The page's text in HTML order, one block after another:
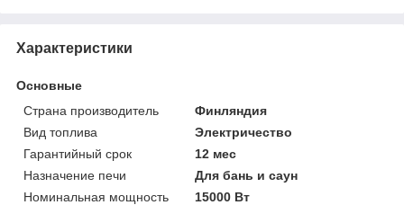
Характеристики
Основные
Страна производитель
Финляндия
Вид топлива
Электричество
Гарантийный срок
12 мес
Назначение печи
Для бань и саун
Номинальная мощность
15000 Вт